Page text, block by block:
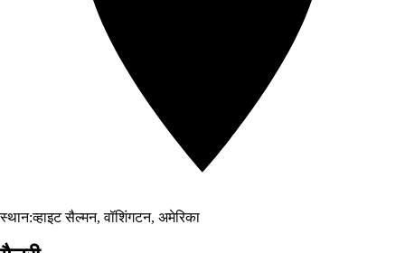
स्थान:व्हाइट सैल्मन, वॉशिंगटन, अमेरिका